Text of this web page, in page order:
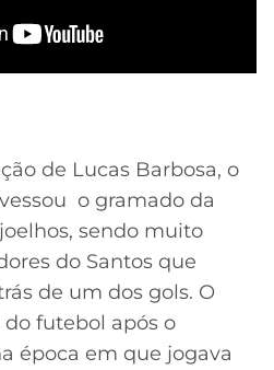
de Lucas Barbosa, o
o gramado da
sendo muito
do Santos que
de um dos gols. O
futebol após o
época em que jogava